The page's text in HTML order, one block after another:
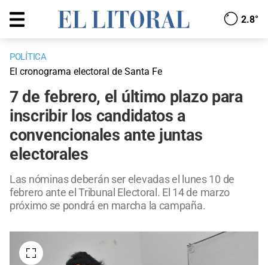
2.8°
POLÍTICA
El cronograma electoral de Santa Fe
7 de febrero, el último plazo para
inscribir los candidatos a
convencionales ante juntas
electorales
Las nóminas deberán ser elevadas el lunes 10 de
febrero ante el Tribunal Electoral. El 14 de marzo
próximo se pondrá en marcha la campaña.